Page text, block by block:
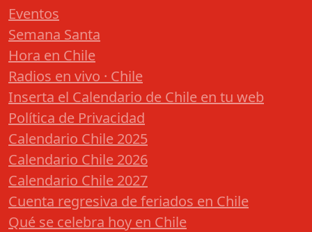
Eventos
Semana Santa
Hora en Chile
Radios en vivo · Chile
Inserta el Calendario de Chile en tu web
Política de Privacidad
Calendario Chile 2025
Calendario Chile 2026
Calendario Chile 2027
Cuenta regresiva de feriados en Chile
Qué se celebra hoy en Chile